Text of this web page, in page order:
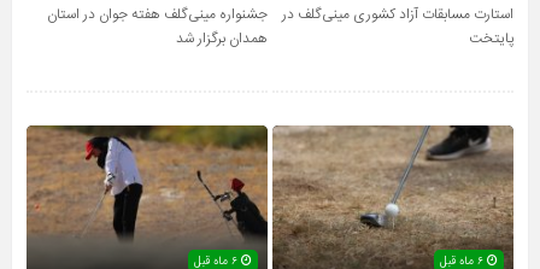
استارت مسابقات آزاد کشوری مینی‌گلف در
پایتخت
جشنواره مینی‌گلف هفته جوان در استان
همدان برگزار شد
۶ ماه قبل